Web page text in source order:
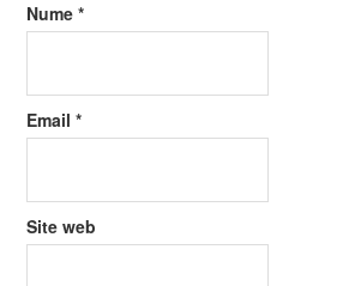
Nume*
Email*
Site web